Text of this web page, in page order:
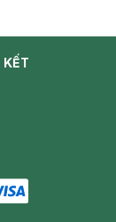
KẾT